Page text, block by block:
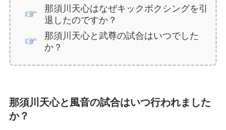
那須川天心はなぜキックボクシングを引
退したのですか？
那須川天心と武尊の試合はいつでした
か？
那須川天心と風音の試合はいつ行われました
か？